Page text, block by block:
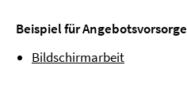
Beispiel für Angebotsvorsorge
Bildschirmarbeit